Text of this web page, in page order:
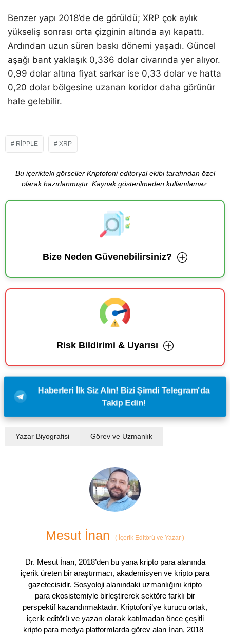
Benzer yapı 2018’de de görüldü; XRP çok aylık
yükseliş sonrası orta çizginin altında ayı kapattı.
Ardından uzun süren baskı dönemi yaşadı. Güncel
aşağı bant yaklaşık 0,336 dolar civarında yer alıyor.
0,99 dolar altına fiyat sarkar ise 0,33 dolar ve hatta
0,20 dolar bölgesine uzanan koridor daha görünür
hale gelebilir.
RIPPLE XRP
Bu içerikteki görseller Kriptofoni editoryal ekibi tarafından özel
olarak hazırlanmıştır. Kaynak gösterilmeden kullanılamaz.
Bize Neden Güvenebilirsiniz?
Risk Bildirimi & Uyarısı
Haberleri İlk Siz Alın! Bizi Şimdi Telegram'da
Takip Edin!
Yazar Biyografisi Görev ve Uzmanlık
Mesut İnan ( İçerik Editörü ve Yazar )
Dr. Mesut İnan, 2018’den bu yana kripto para alanında
içerik üreten bir araştırmacı, akademisyen ve kripto para
gazetecisidir. Sosyoloji alanındaki uzmanlığını kripto
para ekosistemiyle birleştirerek sektöre farklı bir
perspektif kazandırmaktadır. Kriptofoni’ye kurucu ortak,
içerik editörü ve yazarı olarak katılmadan önce çeşitli
kripto para medya platformlarda görev alan İnan, 2018–